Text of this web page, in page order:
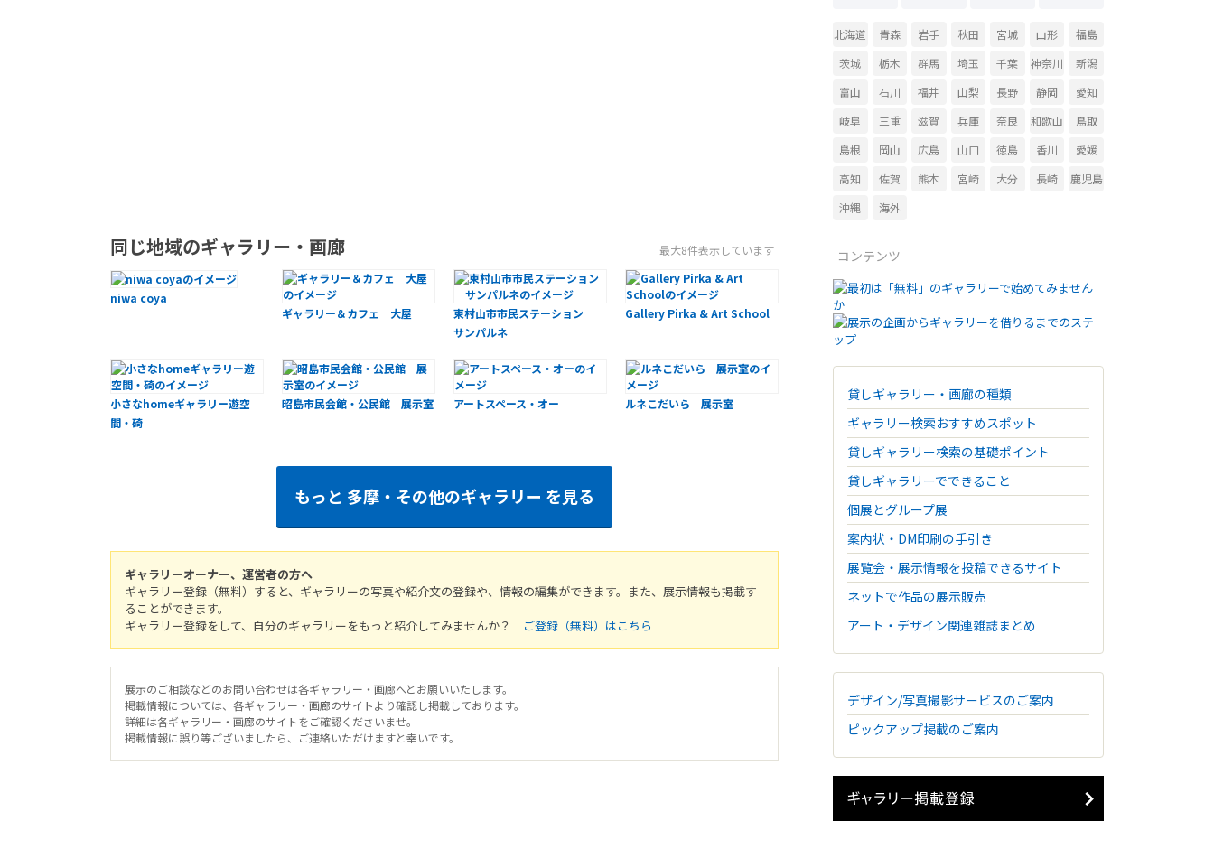
同じ地域のギャラリー・画廊 最大8件表示しています
niwa coya
ギャラリー＆カフェ 大屋
東村山市市民ステーション
サンパルネ
Gallery Pirka & Art School
小さなhomeギャラリー遊空
間・碕
昭島市民会館・公民館 展示室 アートスペース・オー ルネこだいら 展示室
もっと 多摩・その他のギャラリー を見る
ギャラリーオーナー、運営者の方へ
ギャラリー登録（無料）すると、ギャラリーの写真や紹介文の登録や、情報の編集ができます。また、展示情報も掲載す
ることができます。
ギャラリー登録をして、自分のギャラリーをもっと紹介してみませんか？
ご登録（無料）はこちら
展示のご相談などのお問い合わせは各ギャラリー・画廊へとお願いいたします。
掲載情報については、各ギャラリー・画廊のサイトより確認し掲載しております。
詳細は各ギャラリー・画廊のサイトをご確認くださいませ。
掲載情報に誤り等ございましたら、ご連絡いただけますと幸いです。
北海道 青森 岩手 秋田 宮城 山形
福島
茨城
栃木 群馬 埼玉 千葉 神奈川
新潟
富山
石川 福井 山梨 長野 静岡
愛知
岐阜
三重 滋賀 兵庫 奈良 和歌山
鳥取
島根
岡山 広島 山口 徳島 香川
愛媛
高知
佐賀 熊本 宮崎 大分 長崎
鹿児島
沖縄
海外
コンテンツ
貸しギャラリー・画廊の種類
ギャラリー検索おすすめスポット
貸しギャラリー検索の基礎ポイント
貸しギャラリーでできること
個展とグループ展
案内状・DM印刷の手引き
展覧会・展示情報を投稿できるサイト
ネットで作品の展示販売
アート・デザイン関連雑誌まとめ
デザイン/写真撮影サービスのご案内
ピックアップ掲載のご案内